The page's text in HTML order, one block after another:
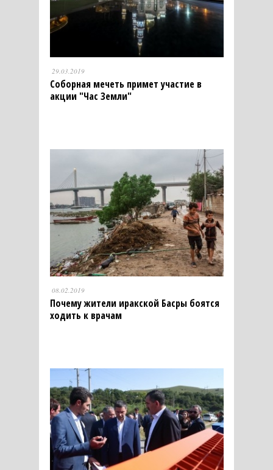
29.03.2019
Соборная мечеть примет участие в
акции "Час Земли"
08.02.2019
Почему жители иракской Басры боятся
ходить к врачам